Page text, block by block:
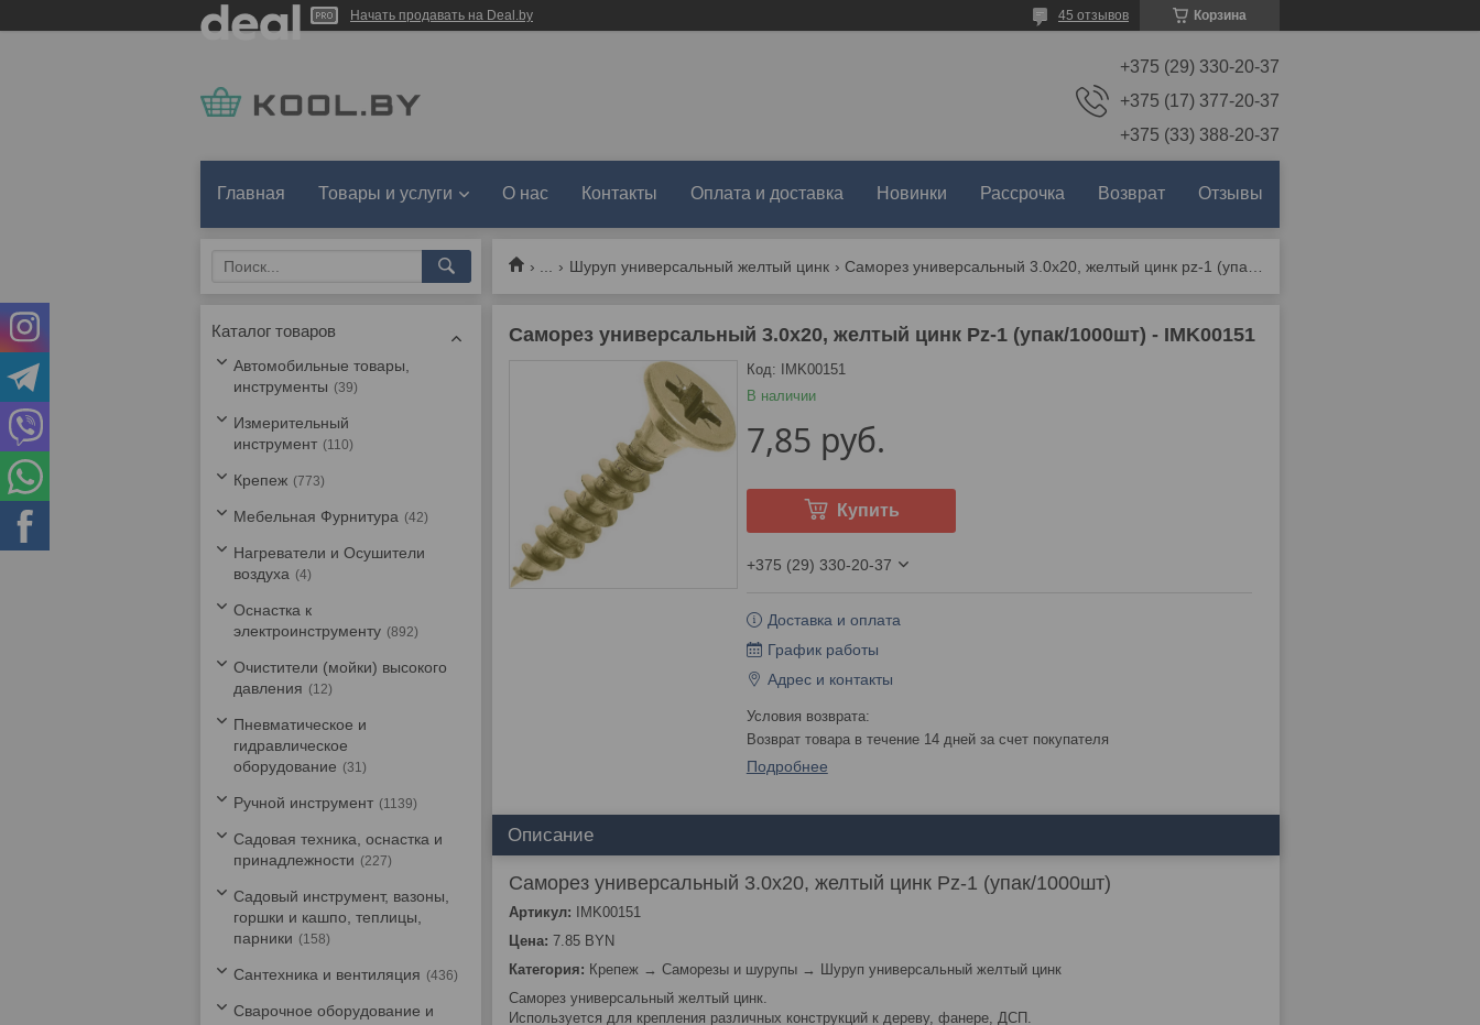
Начать продавать на Deal.by Корзина
45 отзывов
+375 (29) 330-20-37
+375 (17) 377-20-37
+375 (33) 388-20-37
Главная Товары и услуги О нас Контакты Оплата и доставка Новинки Рассрочка Возврат Отзывы
Шуруп универсальный желтый цинк
Саморез универсальный 3.0х20, желтый цинк Pz-1 (упак/1000шт) - IMK00151
В наличии
Код: IMK00151
7,85 руб.
Купить
+375 (29) 330-20-37
Доставка и оплата
График работы
Адрес и контакты
возврат товара в течение 14 дней за счет покупателя
Подробнее
Описание
Саморез универсальный 3.0х20, желтый цинк Pz-1 (упак/1000шт)
Артикул: IMK00151
Цена: 7.85 BYN
Категория: Крепеж → Саморезы и шурупы → Шуруп универсальный желтый цинк
Саморез универсальный желтый цинк.
Используется для крепления различных конструкций к дереву, фанере, ДСП.
Каталог товаров
Автомобильные товары,
инструменты
39
Измерительный
инструмент
110
Крепеж 773
Мебельная Фурнитура 42
Нагреватели и Осушители
воздуха
4
Оснастка к
электроинструменту
892
Очистители (мойки) высокого
давления
12
Пневматическое и
гидравлическое
оборудование
31
Ручной инструмент 1139
Садовая техника, оснастка и
принадлежности
227
Садовый инструмент, вазоны,
горшки и кашпо, теплицы,
парники
158
Сантехника и вентиляция 436
Сварочное оборудование и